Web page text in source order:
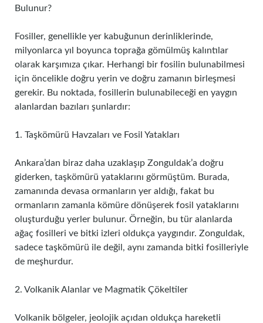
Bulunur?
Fosiller, genellikle yer kabuğunun derinliklerinde,
milyonlarca yıl boyunca toprağa gömülmüş kalıntılar
olarak karşımıza çıkar. Herhangi bir fosilin bulunabilmesi
için öncelikle doğru yerin ve doğru zamanın birleşmesi
gerekir. Bu noktada, fosillerin bulunabileceği en yaygın
alanlardan bazıları şunlardır:
1. Taşkömürü Havzaları ve Fosil Yatakları
Ankara’dan biraz daha uzaklaşıp Zonguldak’a doğru
giderken, taşkömürü yataklarını görmüştüm. Burada,
zamanında devasa ormanların yer aldığı, fakat bu
ormanların zamanla kömüre dönüşerek fosil yataklarını
oluşturduğu yerler bulunur. Örneğin, bu tür alanlarda
ağaç fosilleri ve bitki izleri oldukça yaygındır. Zonguldak,
sadece taşkömürü ile değil, aynı zamanda bitki fosilleriyle
de meşhurdur.
2. Volkanik Alanlar ve Magmatik Çökeltiler
Volkanik bölgeler, jeolojik açıdan oldukça hareketli